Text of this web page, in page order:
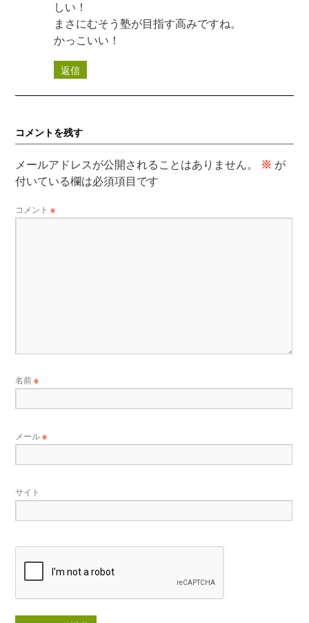
しい！
まさにむそう塾が目指す高みですね。
かっこいい！
返信
コメントを残す
メールアドレスが公開されることはありません。 ※ が
付いている欄は必須項目です
コメント※
名前※
メール※
サイト